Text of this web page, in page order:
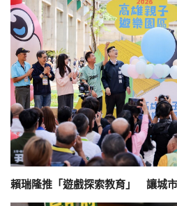
賴瑞隆推「遊戲探索教育」 讓城